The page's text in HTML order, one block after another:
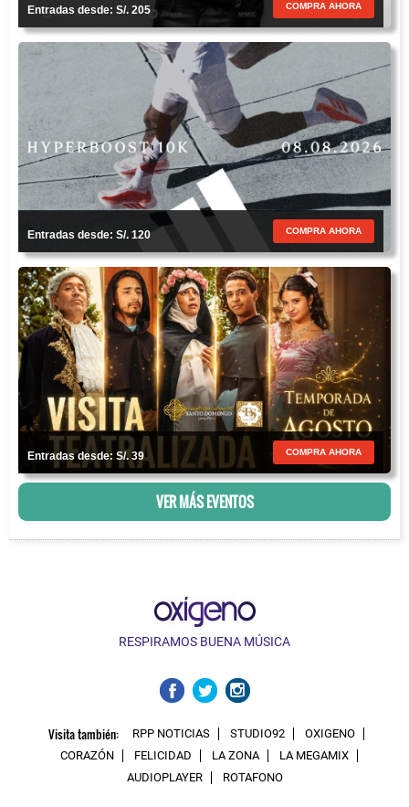
Entradas desde: S/. 205 COMPRA AHORA
Entradas desde: S/. 120 COMPRA AHORA
Entradas desde: S/. 39 COMPRA AHORA
VER MÁS EVENTOS
RESPIRAMOS BUENA MÚSICA
Visita también: RPP NOTICIAS STUDIO92
OXIGENO
CORAZÓN
FELICIDAD LA ZONA
LA MEGAMIX
AUDIOPLAYER
ROTAFONO